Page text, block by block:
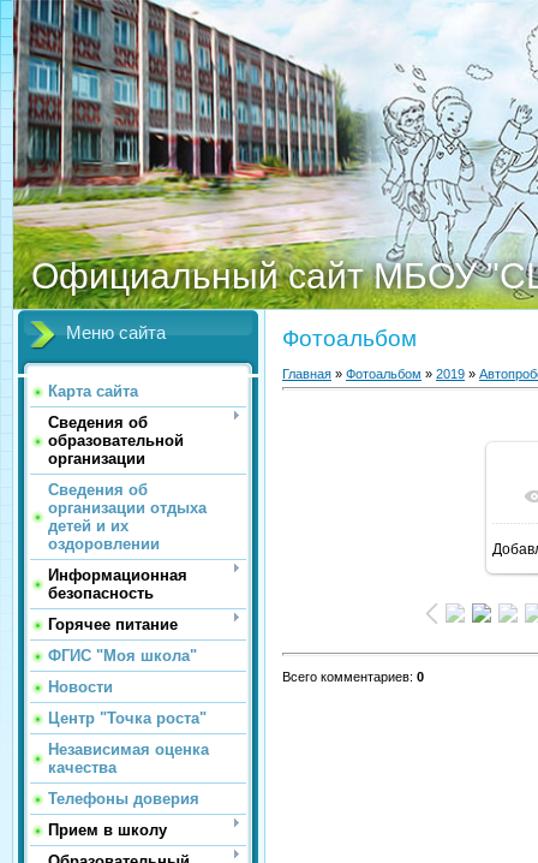
Официальный сайт МБОУ
Меню сайта
Карта сайта
Сведения об
образовательной
организации
Сведения об
организации отдыха
детей и их
оздоровлении
Информационная
безопасность
Горячее питание
ФГИС "Моя школа"
Новости
Центр "Точка роста"
Независимая оценка
качества
Телефоны доверия
Прием в школу
Фотоальбом
Главная » Фотоальбом » 2019 »
Всего комментариев: 0